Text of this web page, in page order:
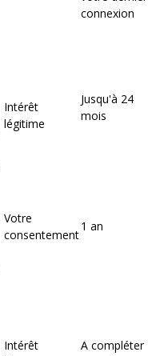
connexion
Intérêt
légitime
Jusqu'à 24
mois
Votre
consentement
1 an
Intérêt
A compléter